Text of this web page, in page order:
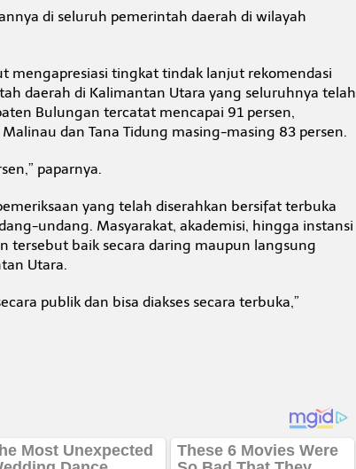
di seluruh pemerintah daerah di wilayah
mengapresiasi tingkat tindak lanjut rekomendasi
daerah di Kalimantan Utara yang seluruhnya telah
Bulungan tercatat mencapai 91 persen,
dan Tana Tidung masing-masing 83 persen.
paparnya.
yang telah diserahkan bersifat terbuka
undang. Masyarakat, akademisi, hingga instansi
tersebut baik secara daring maupun langsung
Utara.
publik dan bisa diakses secara terbuka,”